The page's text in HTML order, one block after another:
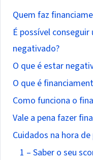
Quem faz
É possível
negativado?
O que é estar
O que é
Como funciona o
Vale a pena fazer
Cuidados na hora
1 – Saber o seu